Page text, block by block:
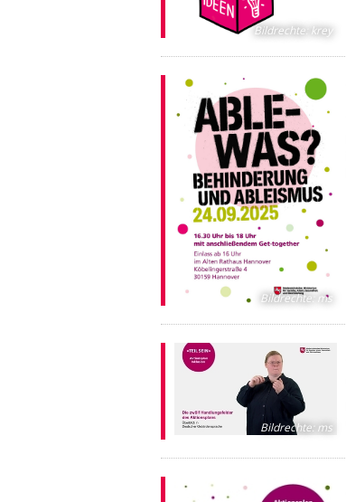
Bildrechte: krey
Bildrechte: ms
Bildrechte: ms